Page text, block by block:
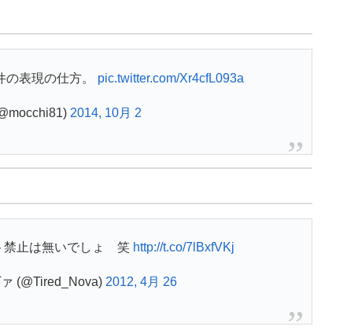
の表現の仕方。 pic.twitter.com/Xr4cfL093a
2014, 10月 2
禁止は無いでしょ 笑 http://t.co/7lBxfVKj
(@Tired_Nova) 2012, 4月 26